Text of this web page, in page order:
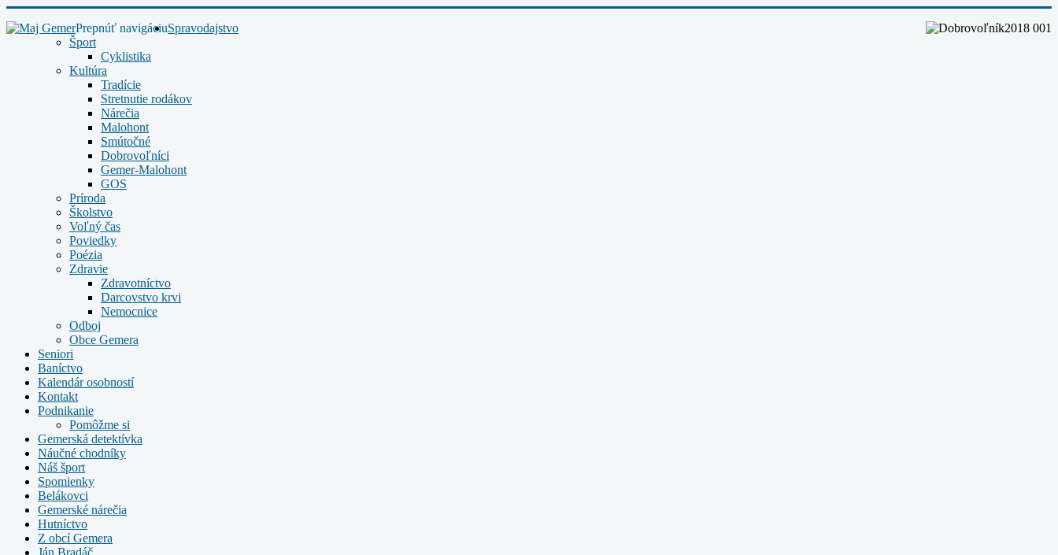
Prepnúť navigáciuSpravodajstvo
Šport
Cyklistika
Kultúra
Tradície
Stretnutie rodákov
Nárečia
Malohont
Smútočné
Dobrovoľníci
Gemer-Malohont
GOS
Príroda
Školstvo
Voľný čas
Poviedky
Poézia
Zdravie
Zdravotníctvo
Darcovstvo krvi
Nemocnice
Odboj
Obce Gemera
Seniori
Baníctvo
Kalendár osobností
Kontakt
Podnikanie
Pomôžme si
Gemerská detektívka
Náučné chodníky
Náš šport
Spomienky
Belákovci
Gemerské nárečia
Hutníctvo
Z obcí Gemera
Ján Bradáč